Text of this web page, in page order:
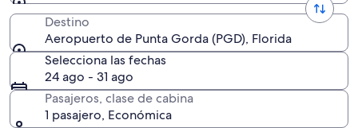
Destino
Aeropuerto de Punta Gorda (PGD), Florida
Selecciona las fechas
24 ago - 31 ago
Pasajeros, clase de cabina
1 pasajero, Económica